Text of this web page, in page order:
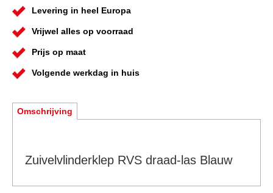
Levering in heel Europa
Vrijwel alles op voorraad
Prijs op maat
Volgende werkdag in huis
Omschrijving
Zuivelvlinderklep RVS draad-las Blauw